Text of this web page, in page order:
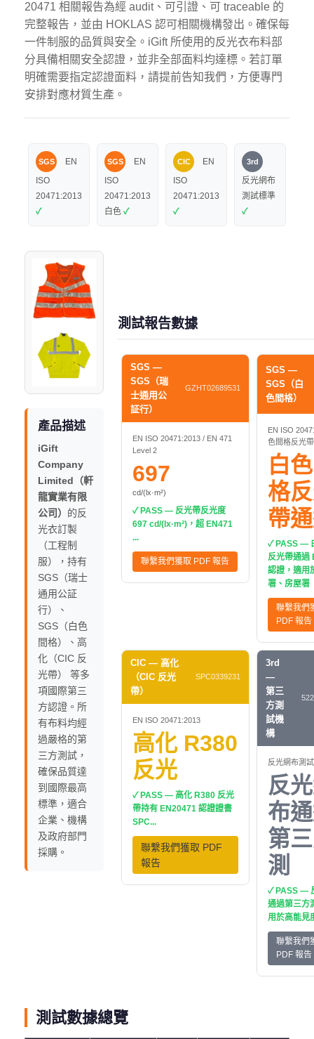
20471 相關報告為經 audit、可引證、可 traceable 的
完整報告，並由 HOKLAS 認可相關機構發出。確保每
一件制服的品質與安全。iGift 所使用的反光衣布料部
分具備相關安全認證，並非全部面料均達標。若訂單
明確需要指定認證面料，請提前告知我們，方便專門
安排對應材質生產。
SGS
EN
ISO
20471:2013
✓
SGS
EN
ISO
20471:2013
白色 ✓
CIC
EN
ISO
20471:2013
✓
3rd
反光網布
測試標準
✓
產品描述
iGift
Company
Limited（軒
龍實業有限
公司） 的反
光衣訂製
（工程制
服），持有
SGS（瑞士
通用公証
行）、
SGS（白色
間格）、高
化（CIC 反
光帶） 等多
項國際第三
方認證。所
有布料均經
過嚴格的第
三方測試，
確保品質達
到國際最高
標準，適合
企業、機構
及政府部門
採購。
測試報告數據
SGS —
SGS（瑞
士通用公
証行）
GZHT02689531
EN ISO 20471:2013 / EN 471
Level 2
697
cd/(lx·m²)
✓ PASS — 反光帶反光度
697 cd/(lx·m²)，超 EN471
...
聯繫我們獲取 PDF 報告
SGS —
SGS（白
色間格）
EN ISO
色間格反光帶
白
格
帶
✓ PASS —
反光帶通過
認證，適用
署、房屋署
聯繫我們
PDF 報告
CIC — 高化
（CIC 反光
帶）
SPC0339231
EN ISO 20471:2013
高化 R380
反光
✓ PASS — 高化 R380 反光
帶持有 EN20471 認證證書
SPC...
聯繫我們獲取 PDF
報告
3rd
—
第三
方測
試機
構
反光網布測
反
布
第
測
✓ PASS —
通過第三方
用於高能見
聯繫我們
PDF 報告
測試數據總覽